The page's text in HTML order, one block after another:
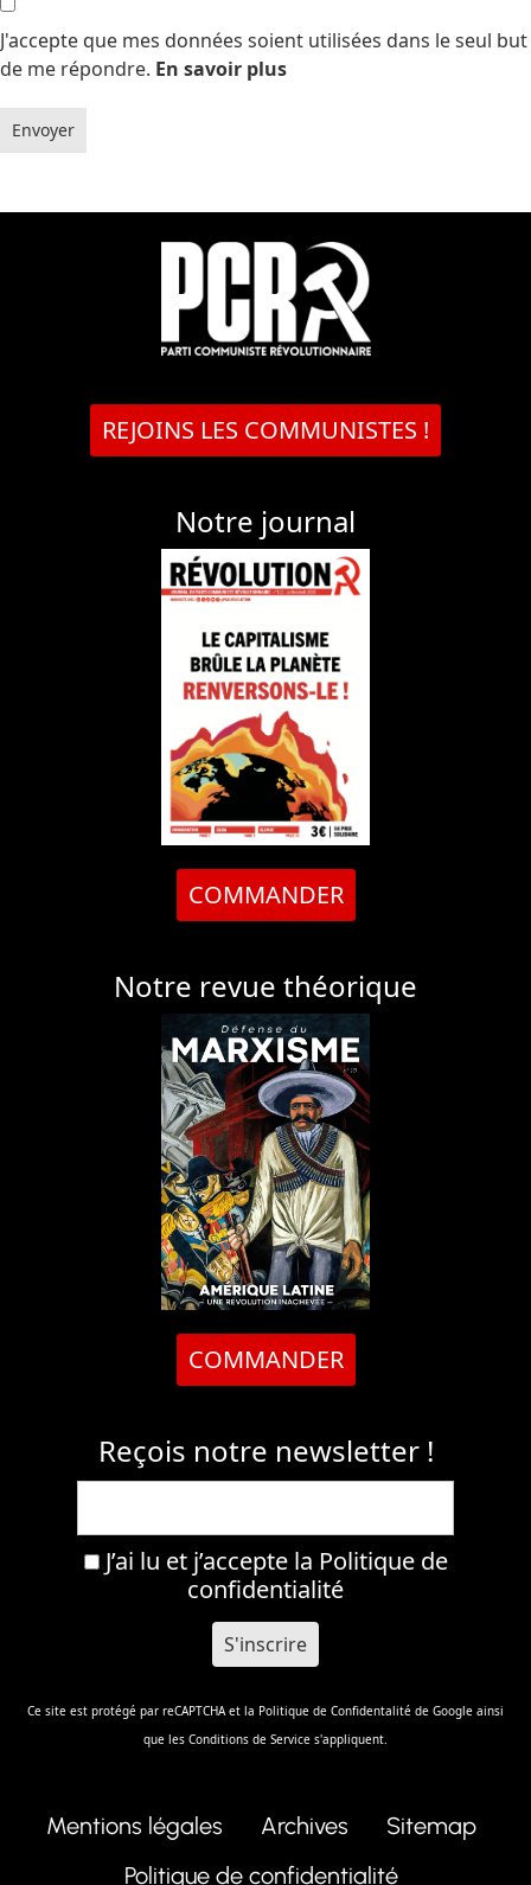
J'accepte que mes données soient utilisées dans le seul but
de me répondre. En savoir plus
Envoyer
REJOINS LES COMMUNISTES !
Notre journal
COMMANDER
Notre revue théorique
COMMANDER
Reçois notre newsletter !
J’ai lu et j’accepte la Politique de
confidentialité
Ce site est protégé par reCAPTCHA et la Politique de Confidentalité de Google ainsi
que les Conditions de Service s'appliquent.
Mentions légales Archives
Sitemap
Politique de confidentialité